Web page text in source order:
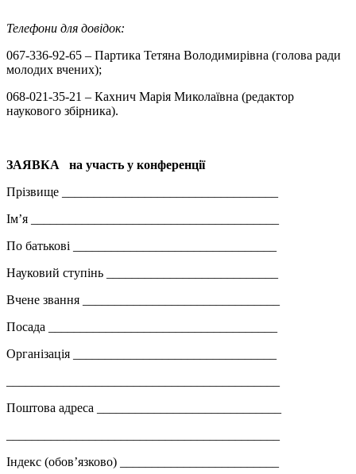
Телефони для довідок:
067-336-92-65 – Партика Тетяна Володимирівна (голова ради
молодих вчених);
068-021-35-21 – Кахнич Марія Миколаївна (редактор
наукового збірника).
ЗАЯВКА на участь у конференції
Прізвище __________________________________
Ім’я _______________________________________
По батькові ________________________________
Науковий ступінь ___________________________
Вчене звання _______________________________
Посада ____________________________________
Організація ________________________________
Поштова адреса _____________________________
Індекс (обов’язково) _________________________